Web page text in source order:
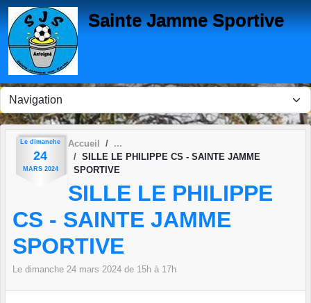
Sainte Jamme Sportive
Le dimanche
24
MARS 2024
Accueil
SILLE LE PHILIPPE CS - SAINTE JAMME
SPORTIVE
SILLE LE PHILIPPE
CS - SAINTE JAMME
SPORTIVE
Le dimanche 24 mars 2024 de 15h à 17h
Panneau de gestion des cookies